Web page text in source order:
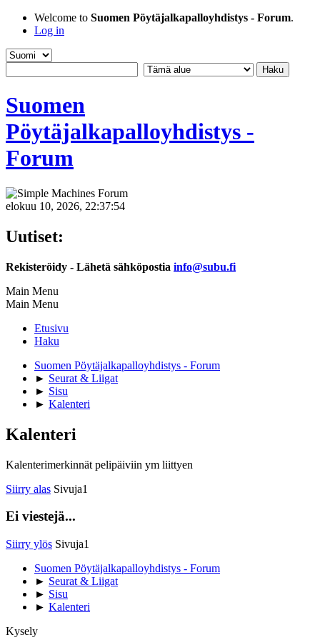
Welcome to Suomen Pöytäjalkapalloyhdistys - Forum.
Log in
Suomen
Pöytäjalkapalloyhdistys -
Forum
elokuu 10, 2026, 22:37:54
Uutiset:
Rekisteröidy - Lähetä sähköpostia info@subu.fi
Main Menu
Main Menu
Etusivu
Haku
Suomen Pöytäjalkapalloyhdistys - Forum
► Seurat & Liigat
► Sisu
► Kalenteri
Kalenteri
Kalenterimerkinnät pelipäiviin ym liittyen
Siirry alas Sivuja1
Ei viestejä...
Siirry ylös Sivuja1
Suomen Pöytäjalkapalloyhdistys - Forum
► Seurat & Liigat
► Sisu
► Kalenteri
Kysely